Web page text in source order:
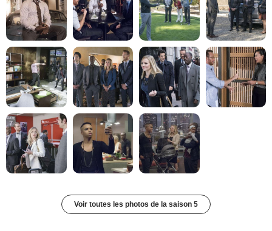
Voir toutes les photos de la saison 5